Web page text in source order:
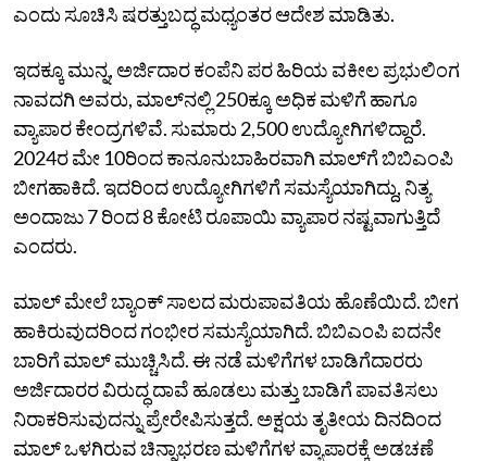
ಎಂದು ಸೂಚಿಸಿ ಷರತ್ತುಬದ್ಧ ಮಧ್ಯಂತರ ಆದೇಶ ಮಾಡಿತು.
ಇದಕ್ಕೂ ಮುನ್ನ, ಅರ್ಜಿದಾರ ಕಂಪೆನಿ ಪರ ಹಿರಿಯ ವಕೀಲ ಪ್ರಭುಲಿಂಗ
ನಾವದಗಿ ಅವರು, ಮಾಲ್‌ನಲ್ಲಿ 250ಕ್ಕೂ ಅಧಿಕ ಮಳಿಗೆ ಹಾಗೂ
ವ್ಯಾಪಾರ ಕೇಂದ್ರಗಳಿವೆ. ಸುಮಾರು 2,500 ಉದ್ಯೋಗಿಗಳಿದ್ದಾರೆ.
2024ರ ಮೇ 10ರಿಂದ ಕಾನೂನುಬಾಹಿರವಾಗಿ ಮಾಲ್‌ಗೆ ಬಿಬಿಎಂಪಿ
ಬೀಗಹಾಕಿದೆ. ಇದರಿಂದ ಉದ್ಯೋಗಿಗಳಿಗೆ ಸಮಸ್ಯೆಯಾಗಿದ್ದು, ನಿತ್ಯ
ಅಂದಾಜು 7 ರಿಂದ 8 ಕೋಟಿ ರೂಪಾಯಿ ವ್ಯಾಪಾರ ನಷ್ಟವಾಗುತ್ತಿದೆ
ಎಂದರು.
ಮಾಲ್‌ ಮೇಲೆ ಬ್ಯಾಂಕ್‌ ಸಾಲದ ಮರುಪಾವತಿಯ ಹೊಣೆಯಿದೆ. ಬೀಗ
ಹಾಕಿರುವುದರಿಂದ ಗಂಭೀರ ಸಮಸ್ಯೆಯಾಗಿದೆ. ಬಿಬಿಎಂಪಿ ಐದನೇ
ಬಾರಿಗೆ ಮಾಲ್‌ ಮುಚ್ಚಿಸಿದೆ. ಈ ನಡೆ ಮಳಿಗೆಗಳ ಬಾಡಿಗೆದಾರರು
ಅರ್ಜಿದಾರರ ವಿರುದ್ಧ ದಾವೆ ಹೂಡಲು ಮತ್ತು ಬಾಡಿಗೆ ಪಾವತಿಸಲು
ನಿರಾಕರಿಸುವುದನ್ನು ಪ್ರೇರೇಪಿಸುತ್ತದೆ. ಅಕ್ಷಯ ತೃತೀಯ ದಿನದಿಂದ
ಮಾಲ್‌ ಒಳಗಿರುವ ಚಿನ್ನಾಭರಣ ಮಳಿಗೆಗಳ ವ್ಯಾಪಾರಕ್ಕೆ ಅಡಚಣೆ